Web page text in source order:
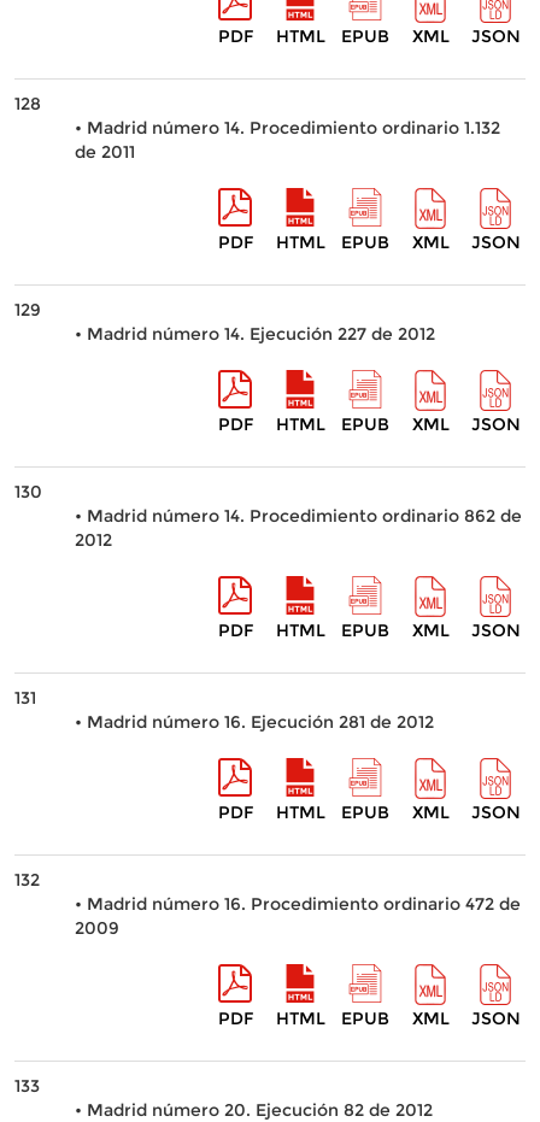
PDF HTML EPUB XML JSON
128
• Madrid número 14. Procedimiento ordinario 1.132
de 2011
PDF HTML EPUB XML JSON
129
• Madrid número 14. Ejecución 227 de 2012
PDF HTML EPUB XML JSON
130
• Madrid número 14. Procedimiento ordinario 862 de
2012
PDF HTML EPUB XML JSON
131
• Madrid número 16. Ejecución 281 de 2012
PDF HTML EPUB XML JSON
132
• Madrid número 16. Procedimiento ordinario 472 de
2009
PDF HTML EPUB XML JSON
133
• Madrid número 20. Ejecución 82 de 2012